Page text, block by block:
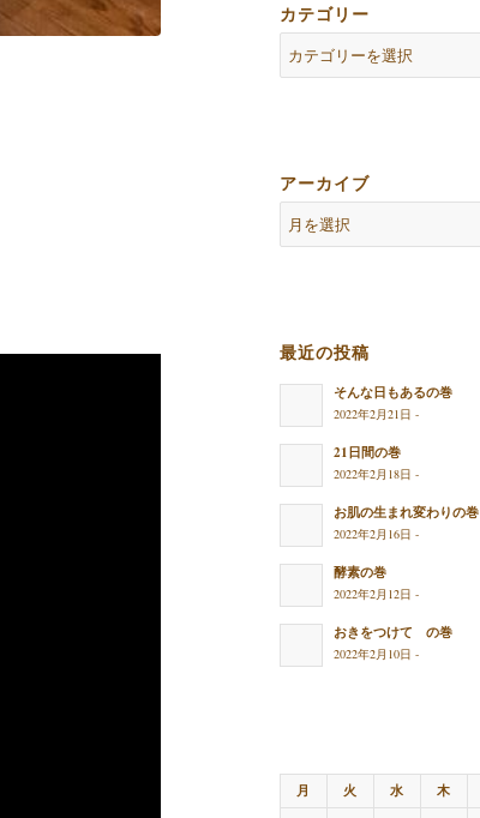
カテゴリー
アーカイブ
最近の投稿
そんな日もあるの巻
2022年2月21日 -
21日間の巻
2022年2月18日 -
お肌の生まれ変わりの巻
2022年2月16日 -
酵素の巻
2022年2月12日 -
おきをつけて の巻
2022年2月10日 -
月
火 水 木